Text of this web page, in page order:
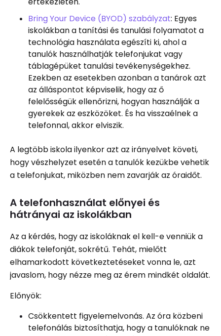
Bring Your Device (BYOD) szabályzat: Egyes
iskolákban a tanítási és tanulási folyamatot a
technológia használata egészíti ki, ahol a
tanulók használhatják telefonjukat vagy
táblagépüket tanulási tevékenységekhez.
Ezekben az esetekben azonban a tanárok azt
az álláspontot képviselik, hogy az ő
felelősségük ellenőrizni, hogyan használják a
gyerekek az eszközöket. És ha visszaélnek a
telefonnal, akkor elviszik.
A legtöbb iskola ilyenkor azt az irányelvet követi,
hogy vészhelyzet esetén a tanulók kezükbe vehetik
a telefonjukat, miközben nem zavarják az óraidőt.
A telefonhasználat előnyei és
hátrányai az iskolákban
Az a kérdés, hogy az iskoláknak el kell-e venniük a
diákok telefonját, sokrétű. Tehát, mielőtt
elhamarkodott következtetéseket vonna le, azt
javaslom, hogy nézze meg az érem mindkét oldalát.
Előnyök:
Csökkentett figyelemelvonás. Az óra közbeni
telefonálás biztosíthatja, hogy a tanulóknak ne